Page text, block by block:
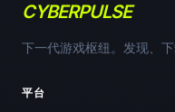
CYBERPULSE
下一代游戏枢纽。发现、下
平台